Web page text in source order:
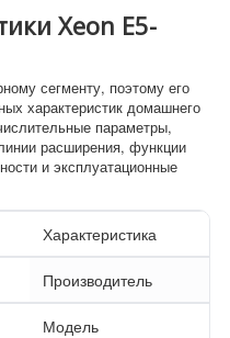
Xeon E5-
сегменту, поэтому его
характеристик домашнего
параметры,
расширения, функции
и эксплуатационные
Характеристика
Производитель
Модель